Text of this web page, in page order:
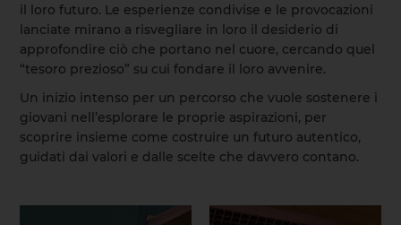
il loro futuro. Le esperienze condivise e le provocazioni
lanciate mirano a risvegliare in loro il desiderio di
approfondire ciò che portano nel cuore, cercando quel
“tesoro prezioso” su cui fondare il loro avvenire.
Un inizio intenso per un percorso che vuole sostenere i
giovani nell’esplorare le proprie aspirazioni, per
scoprire insieme come costruire un futuro autentico,
guidati dai valori e dalle scelte che davvero contano.